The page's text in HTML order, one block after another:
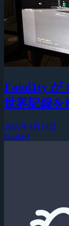
Fatal1ty が
世界記録を
2009年4月14日
Quake4